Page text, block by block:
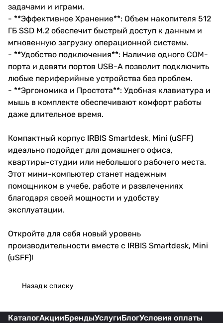
задачами и играми.
- **Эффективное Хранение**: Объем накопителя 512
ГБ SSD M.2 обеспечит быстрый доступ к данным и
мгновенную загрузку операционной системы.
- **Удобство подключения**: Наличие одного COM-
порта и девяти портов USB-A позволит подключить
любые периферийные устройства без проблем.
- **Эргономика и Простота**: Удобная клавиатура и
мышь в комплекте обеспечивают комфорт работы
даже длительное время.
Компактный корпус IRBIS Smartdesk, Mini (uSFF)
идеально подойдет для домашнего офиса,
квартиры-студии или небольшого рабочего места.
Этот мини-компьютер станет надежным
помощником в учебе, работе и развлечениях
благодаря своей мощности и удобству
эксплуатации.
Откройте для себя новый уровень
производительности вместе с IRBIS Smartdesk, Mini
(uSFF)!
Назад к списку
КаталогАкцииБрендыУслугиБлогУсловия оплаты